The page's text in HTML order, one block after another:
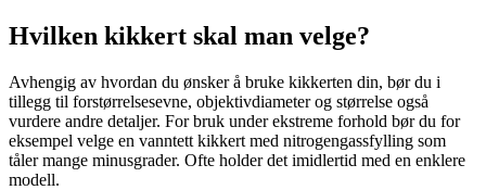
Hvilken kikkert skal man velge?
Avhengig av hvordan du ønsker å bruke kikkerten din, bør du i
tillegg til forstørrelsesevne, objektivdiameter og størrelse også
vurdere andre detaljer. For bruk under ekstreme forhold bør du for
eksempel velge en vanntett kikkert med nitrogengassfylling som
tåler mange minusgrader. Ofte holder det imidlertid med en enklere
modell.